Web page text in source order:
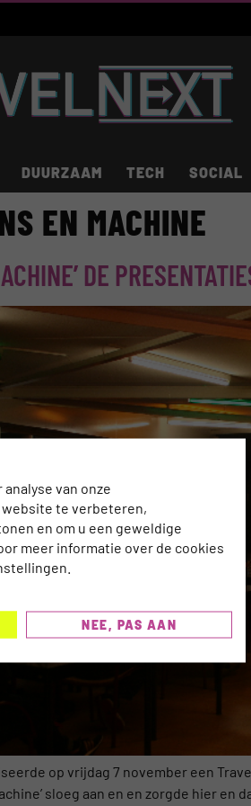
DUURZAAM TECH SOCIAL
EN MACHINE
DE
op vrijdag 7 november een
sloeg aan en en zorgde hier
van onze
te verbeteren,
en om u een geweldige
meer informatie over de cookies
NEE, PAS AAN